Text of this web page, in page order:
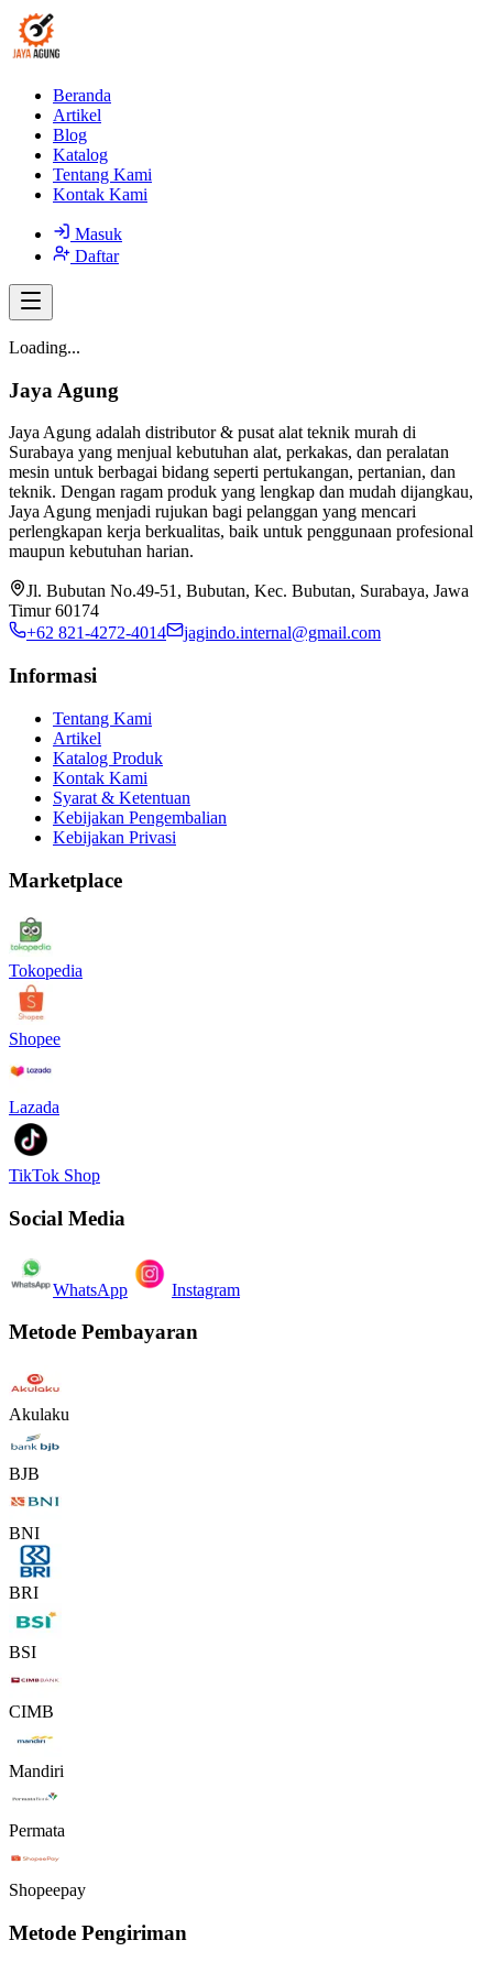
Beranda
Artikel
Blog
Katalog
Tentang Kami
Kontak Kami
Masuk
Daftar
Loading...
Jaya Agung
Jaya Agung adalah distributor & pusat alat teknik murah di
Surabaya yang menjual kebutuhan alat, perkakas, dan peralatan
mesin untuk berbagai bidang seperti pertukangan, pertanian, dan
teknik. Dengan ragam produk yang lengkap dan mudah dijangkau,
Jaya Agung menjadi rujukan bagi pelanggan yang mencari
perlengkapan kerja berkualitas, baik untuk penggunaan profesional
maupun kebutuhan harian.
Jl. Bubutan No.49-51, Bubutan, Kec. Bubutan, Surabaya, Jawa
Timur 60174
+62 821-4272-4014
jagindo.internal@gmail.com
Informasi
Tentang Kami
Artikel
Katalog Produk
Kontak Kami
Syarat & Ketentuan
Kebijakan Pengembalian
Kebijakan Privasi
Marketplace
Tokopedia
Shopee
Lazada
TikTok Shop
Social Media
WhatsApp Instagram
Metode Pembayaran
Akulaku
BJB
BNI
BRI
BSI
CIMB
Mandiri
Permata
Shopeepay
Metode Pengiriman